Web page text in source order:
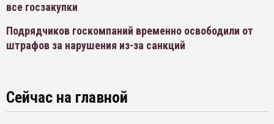
все госзакупки
Подрядчиков госкомпаний временно освободили от
штрафов за нарушения из-за санкций
Сейчас на главной